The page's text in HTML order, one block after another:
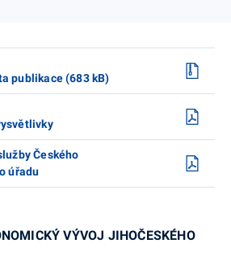
publikace (683 kB)
Českého
úřadu
VÝVOJ JIHOČESKÉHO